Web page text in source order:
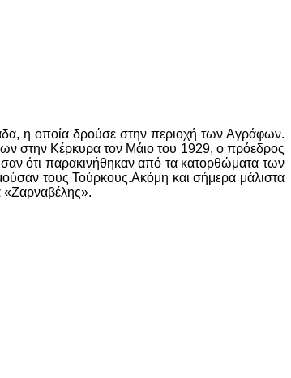
η οποία δρούσε στην περιοχή των Αγράφων.
στην Κέρκυρα τον Μάιο του 1929, ο πρόεδρος
ότι παρακινήθηκαν από τα κατορθώματα των
τους Τούρκους.Ακόμη και σήμερα μάλιστα
«Ζαρναβέλης».